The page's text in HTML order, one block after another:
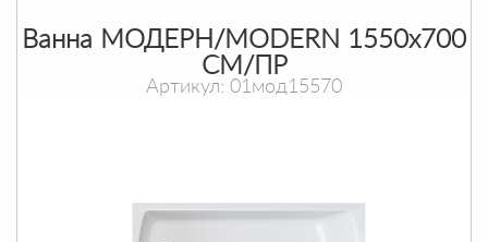
Ванна МОДЕРН/MODERN 1550х700
СМ/ПР
Артикул: 01мод15570